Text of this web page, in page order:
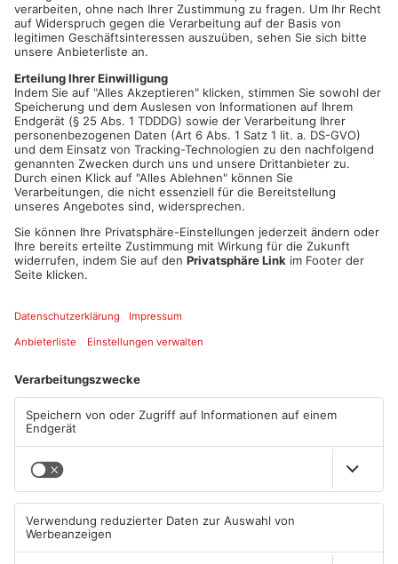
KREIS MILTENBERG.Das Landratsamt weist darauf hin, dass
von Donnerstag, 27. Januar, an für alle Besucherinnen und
Besucher der Dienstgebäude in der Brückenstraße 2, in der
Brückenstraße 20, im Fährweg 35 und im Dienstgebäude in der
Römerstraße 18 - 24 in Obernburg die 3G-Regelung gilt. Das
bedeutet, dass nur gegen das Coronavirus geimpfte, von einer
Coronavirus-Infektion genesene oder negativ auf Covid-19
getestete Personen Zutritt erhalten.
Diese Regelung ist aufgrund der stark ansteigenden Inzidenzen
zunächst bis zum 28. Februar 2022 befristet.
Für die Müllumladestation Erlenbach, die Kreismülldeponie
Guggenberg und den Wertstoffhof Bürgstadt gilt die 3G-
Regelung nicht, da sich diese Einrichtungen im Außenbereich
Kommunalen Abfallwirtschaft erfolgt die Terminvereinbarung
https://www.terminland.de/abfa...
Tragen einer Maske und die Einhaltung der Mindestabstände
Quelle: Kreis Miltenberg
Artikel teilen